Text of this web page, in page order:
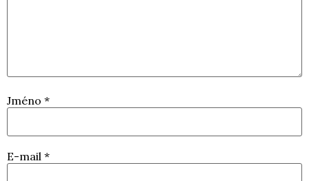
Jméno *
E-mail *